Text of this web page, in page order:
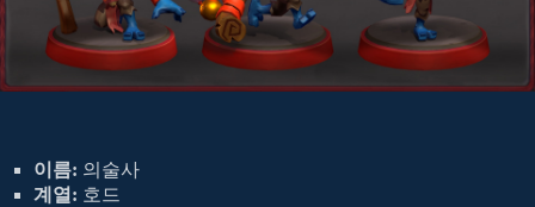
이름: 의술사
계열: 호드